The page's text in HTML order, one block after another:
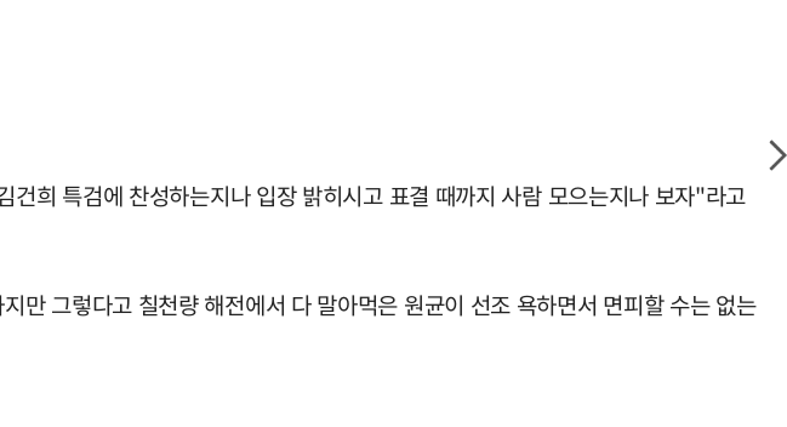
희 특검에 찬성하는지나 입장 밝히시고 표결 때까지 사람 모으는지나 보자"라고
만 그렇다고 칠천량 해전에서 다 말아먹은 원균이 선조 욕하면서 면피할 수는 없는